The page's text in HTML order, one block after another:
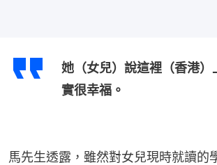
她（女兒）說這裡（香港）
實很幸福。
馬先生透露，雖然對女兒現時就讀的